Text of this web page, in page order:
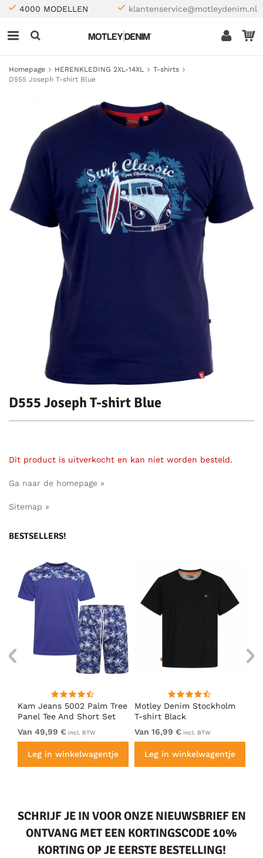
4000 MODELLEN klantenservice@motleydenim.nl
Homepage HERENKLEDING 2XL-14XL
T-shirts
D555 Joseph T-shirt Blue
D555 Joseph T-shirt Blue
Dit product is uitverkocht en kan niet worden besteld.
Ga naar de homepage »
Sitemap »
BESTSELLERS!
Kam Jeans 5002 Palm Tree
Panel Tee And Short Set
Electric Blue
Van 49,99 € incl. BTW
Leg in winkelwagentje
Motley Denim Stockholm
T-shirt Black
Van 16,99 € incl. BTW
Leg in winkelwagentje
SCHRIJF JE IN VOOR ONZE NIEUWSBRIEF EN
ONTVANG MET EEN KORTINGSCODE 10%
KORTING OP JE EERSTE BESTELLING!